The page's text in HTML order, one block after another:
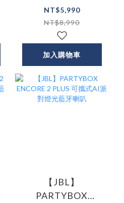
5 Pro AI降噪真無線
藍牙耳機
NT$5,990
NT$8,990
加入購物車
【JBL】
PARTYBOX